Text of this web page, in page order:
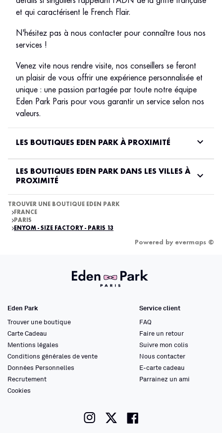
et qui caractérisent le French Flair.
N'hésitez pas à nous contacter pour connaître tous nos
services !
Venez vite nous rendre visite, nos conseillers se feront
un plaisir de vous offrir une expérience personnalisée et
unique : une passion partagée par toute notre équipe
Eden Park Paris pour vous garantir un service selon nos
valeurs.
LES BOUTIQUES EDEN PARK À PROXIMITÉ
LES BOUTIQUES EDEN PARK DANS LES VILLES À
PROXIMITÉ
TROUVER UNE BOUTIQUE EDEN PARK
FRANCE
PARIS
ENYOM - SIZE FACTORY - PARIS 13
Powered by evermaps ©
Eden Park
Trouver une boutique
Carte Cadeau
Mentions légales
Conditions générales de vente
Données Personnelles
Recrutement
Cookies
Service client
FAQ
Faire un retour
Suivre mon colis
Nous contacter
E-carte cadeau
Parrainez un ami
instagram
twitter